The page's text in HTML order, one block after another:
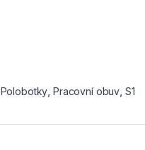
Polobotky ,Pracovní obuv S1